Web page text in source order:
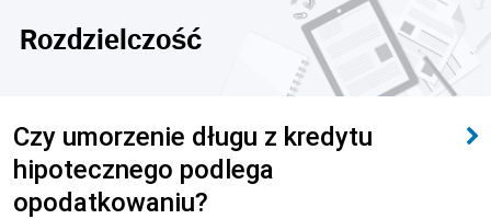
Rozdzielczość
Czy umorzenie długu z kredytu
hipotecznego podlega
opodatkowaniu?